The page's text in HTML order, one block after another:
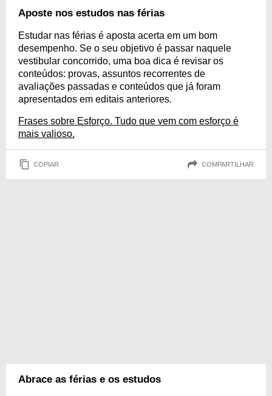
Aposte nos estudos nas férias
Estudar nas férias é aposta acerta em um bom
desempenho. Se o seu objetivo é passar naquele
vestibular concorrido, uma boa dica é revisar os
conteúdos: provas, assuntos recorrentes de
avaliações passadas e conteúdos que já foram
apresentados em editais anteriores.
Frases sobre Esforço. Tudo que vem com esforço é
mais valioso.
COPIAR COMPARTILHAR
Abrace as férias e os estudos